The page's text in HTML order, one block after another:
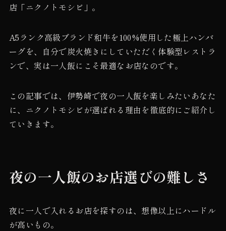
店「ニクノトモシビ」。
A5ランク高級ブランド和牛を100%使用した極上ハンバ
ーグを、自分で炭火焼きにしていただく体験型レストラ
ンで、実は一人飯にこそ最適なお店なのです。
この記事では、伊勢崎で夜の一人飯を楽しみたいあなた
に、ニクノトモシビが選ばれる理由を徹底的にご紹介し
ていきます。
夜の一人飯のお店選びの難しさ
夜に一人で入れるお店を探すのは、想像以上にハードル
が高いもの。